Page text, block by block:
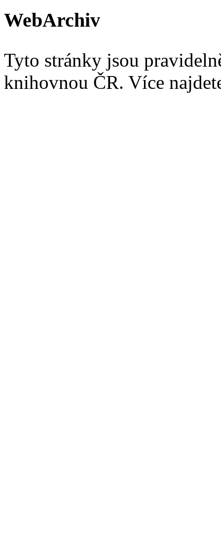
WebArchiv
Tyto stránky jsou
knihovnou ČR. Více